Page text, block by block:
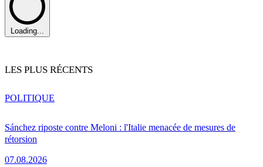
Loading...
LES PLUS RÉCENTS
Sánchez riposte contre Meloni : l'Italie menacée de mesures de
rétorsion
07.08.2026
POLITIQUE